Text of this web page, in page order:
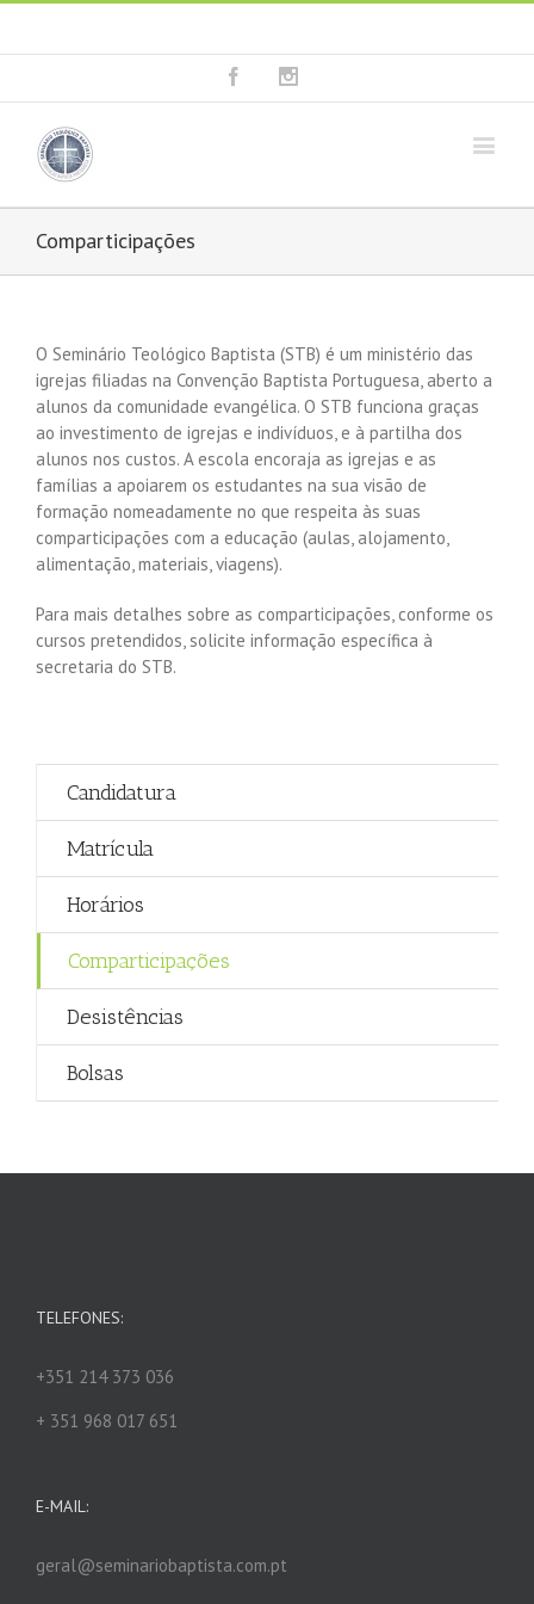
Facebook
Comparticipações
O Seminário Teológico Baptista (STB) é um ministério das
igrejas filiadas na Convenção Baptista Portuguesa, aberto a
alunos da comunidade evangélica. O STB funciona graças
ao investimento de igrejas e indivíduos, e à partilha dos
alunos nos custos. A escola encoraja as igrejas e as
famílias a apoiarem os estudantes na sua visão de
formação nomeadamente no que respeita às suas
comparticipações com a educação (aulas, alojamento,
alimentação, materiais, viagens).
Para mais detalhes sobre as comparticipações, conforme os
cursos pretendidos, solicite informação específica à
secretaria do STB.
Candidatura
Matrícula
Horários
Comparticipações
Desistências
Bolsas
TELEFONES:
+351 214 373 036
+ 351 968 017 651
E-MAIL:
geral@seminariobaptista.com.pt